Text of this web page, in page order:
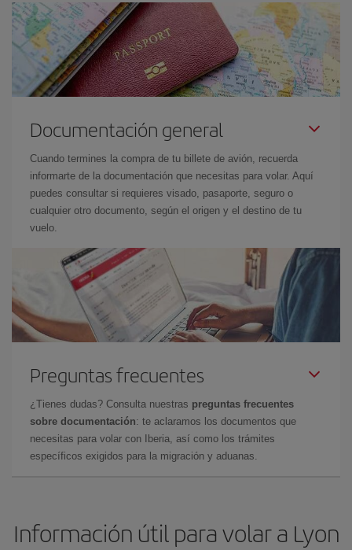
Documentación general
Cuando termines la compra de tu billete de avión, recuerda
informarte de la documentación que necesitas para volar. Aquí
puedes consultar si requieres visado, pasaporte, seguro o
cualquier otro documento, según el origen y el destino de tu
vuelo.
Preguntas frecuentes
¿Tienes dudas? Consulta nuestras preguntas frecuentes
sobre documentación: te aclaramos los documentos que
necesitas para volar con Iberia, así como los trámites
específicos exigidos para la migración y aduanas.
Información útil para volar a Lyon